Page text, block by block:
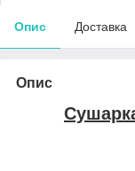
Опис Доставка
Опис